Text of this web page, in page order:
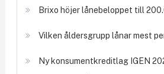
Brixo höjer lånebeloppet till
Vilken åldersgrupp lånar mest
Ny konsumentkreditlag IGEN